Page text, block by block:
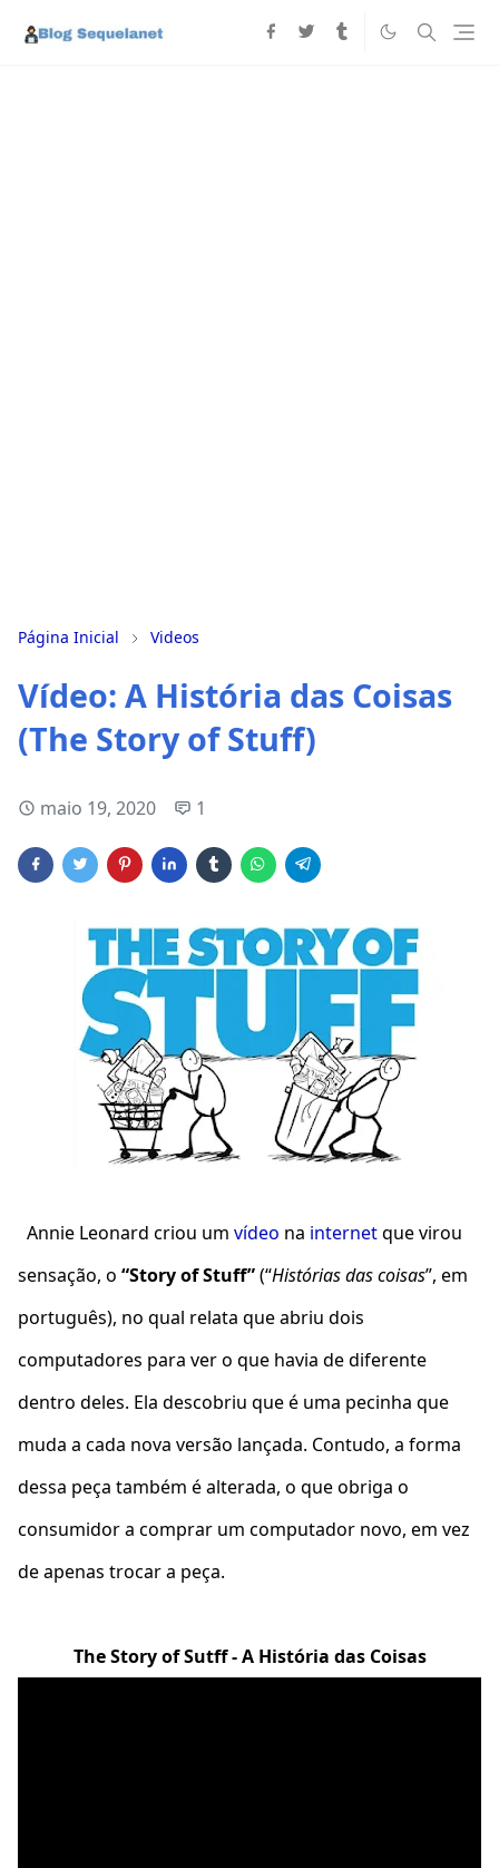
Página Inicial Videos
Vídeo: A História das Coisas
(The Story of Stuff)
maio 19, 2020 1
Annie Leonard criou um vídeo na internetque virou
sensação, o “Story of Stuff”(“Histórias das coisas”, em
português), no qual relata que abriu dois
computadores para ver o que havia de diferente
dentro deles. Ela descobriu que é uma pecinha que
muda a cada nova versão lançada. Contudo, a forma
dessa peça também é alterada, o que obriga o
consumidor a comprar um computador novo, em vez
de apenas trocar a peça.
The Story of Sutff - A História das Coisas